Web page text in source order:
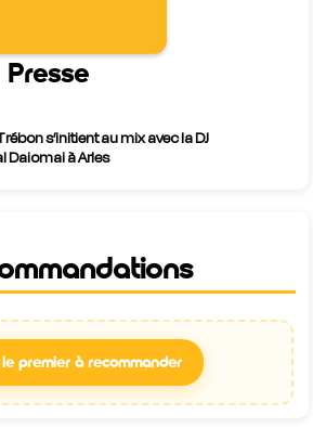
Presse
s’initient au mix avec la DJ
Daiomai à Arles
premier à recommander